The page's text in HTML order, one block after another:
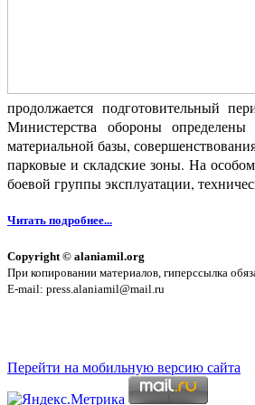
продолжается подготовительный
Министерства обороны
материальной базы,
парковые и складские зоны. На
боевой группы эксплуатации,
Читать подробнее...
Copyright © alaniamil.org
При копировании материалов, гиперссылка
E-mail: press.alaniamil@mail.ru
Перейти на мобильную версию сайта